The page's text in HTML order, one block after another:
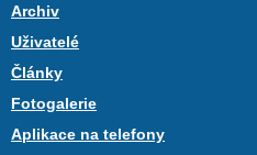
Archiv
Uživatelé
Články
Fotogalerie
Aplikace na telefony